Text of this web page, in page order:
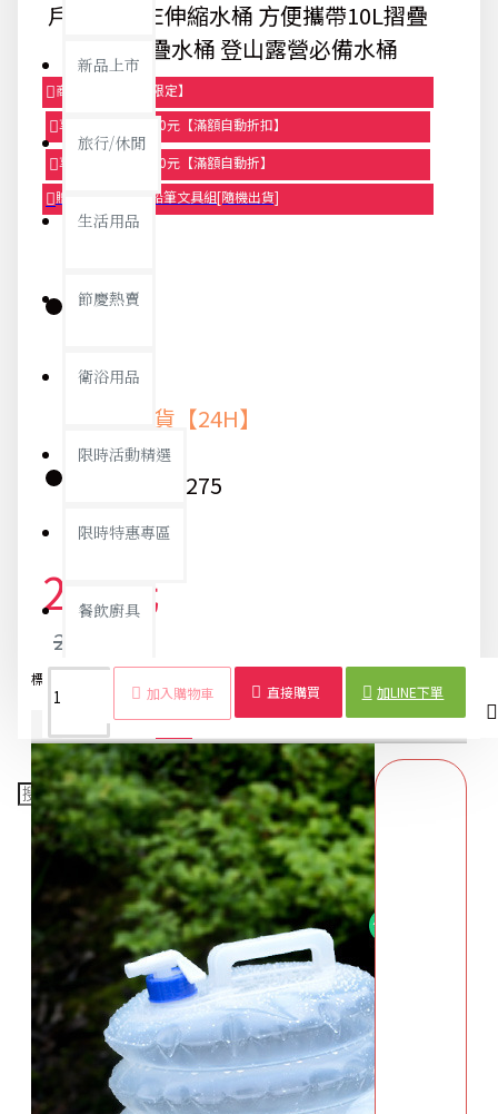
新品上市
旅行/休閒
生活用品
節慶熱賣
衛浴用品
限時活動精選
限時特惠專區
餐飲廚具
銅板精選
戶外必備PE伸縮水桶 方便攜帶10L摺疊
水桶 折疊水桶 登山露營必備水桶
商品95折【今日限定】
享滿1000元折100元【滿額自動折扣】
享滿2000元折250元【滿額自動折】
贈品-滿899送色鉛筆文具組[隨機出貨]
快速出貨【24H】
8275
204元
215元
加入購物車 直接購買 加LINE下單
標籤：
商品詳情 配送時間